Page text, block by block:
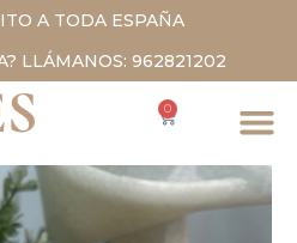
A TODA ESPAÑA
LLÁMANOS: 962821202
0